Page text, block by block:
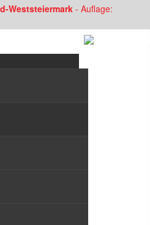
Weststeiermark - Auflage: